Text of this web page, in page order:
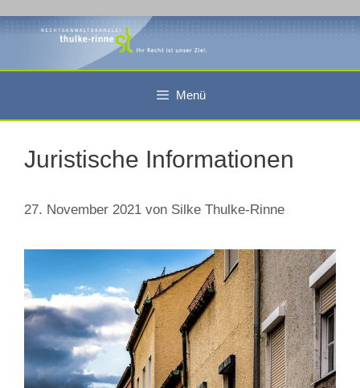
Zum
Menü
Juristische Informationen
27. November 2021 von Silke Thulke-Rinne